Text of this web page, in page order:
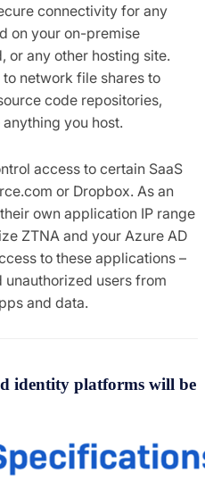
connectivity for any
on your on-premise
or any other hosting site.
network file shares to
code repositories,
you host.
access to certain SaaS
or Dropbox. As an
own application IP range
ZTNA and your Azure AD
to these applications –
users from
and data.
identity platforms will be